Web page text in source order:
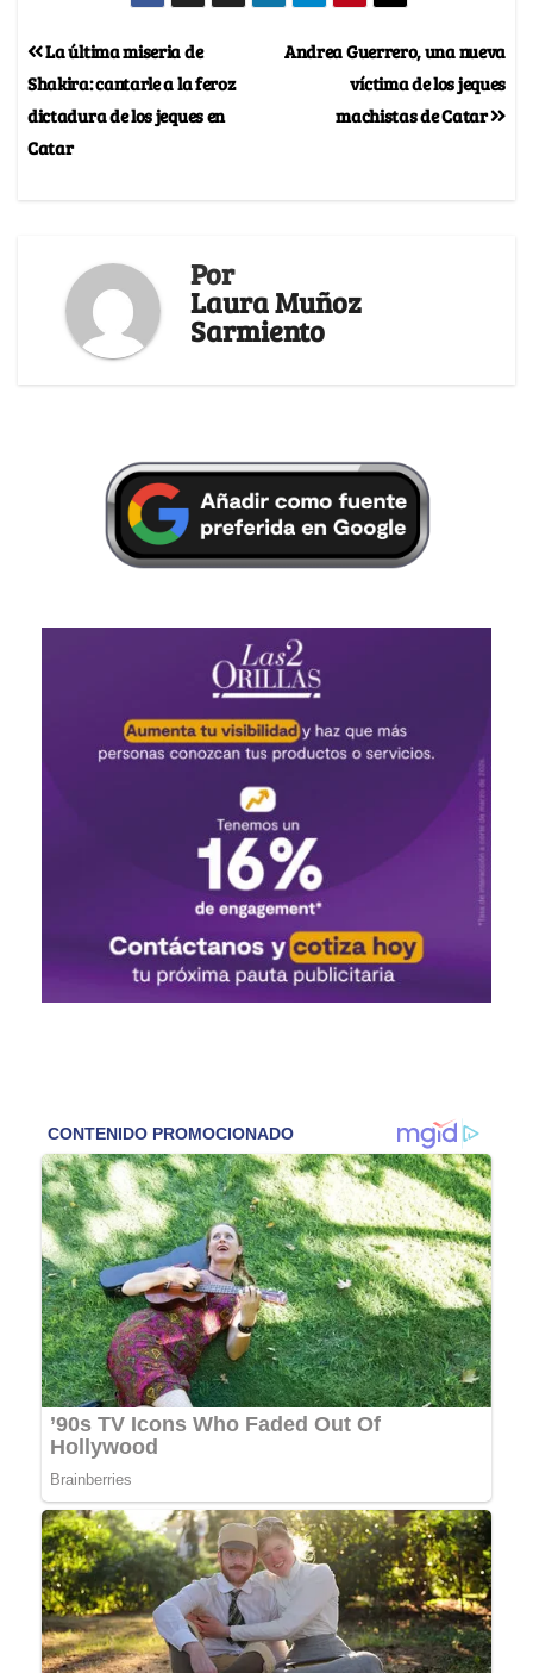
Andrea Guerrero, una nueva
víctima de los jeques
machistas de Catar
La última miseria de
Shakira: cantarle a la feroz
dictadura de los jeques en
Catar
Por
Laura Muñoz
Sarmiento